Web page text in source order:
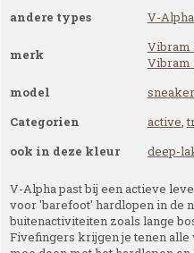
andere types
V-Alpha
merk Vibram
Vibram
model
sneaker
Categorien
active,
ook in deze kleur
deep-
V-Alpha past bij een actieve
voor 'barefoot' hardlopen in de
buitenactiviteiten zoals lange
Fivefingers krijgen je tenen